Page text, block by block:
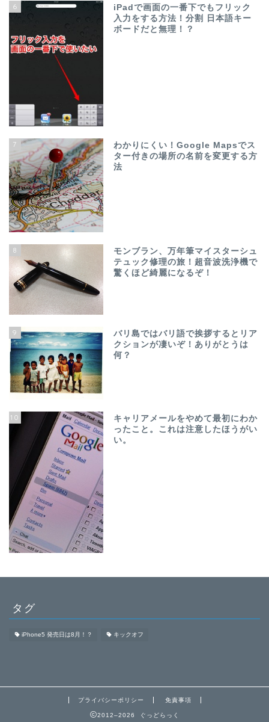
6
iPadで画面の一番下でもフリック
入力をする方法！分割 日本語キー
ボードだと無理！？
7
わかりにくい！Google Mapsでス
ター付きの場所の名前を変更する方
法
8
モンブラン、万年筆マイスターシュ
テュック修理の旅！超音波洗浄機で
驚くほど綺麗になるぞ！
9
バリ島ではバリ語で挨拶するとリア
クションが凄いぞ！ありがとうは
何？
10
キャリアメールをやめて最初にわか
ったこと。これは注意したほうがい
い。
タグ
iPhone5 発売日は8月！？ キックオフ
プライバシーポリシー 免責事項
2012–2026 ぐっどらっく